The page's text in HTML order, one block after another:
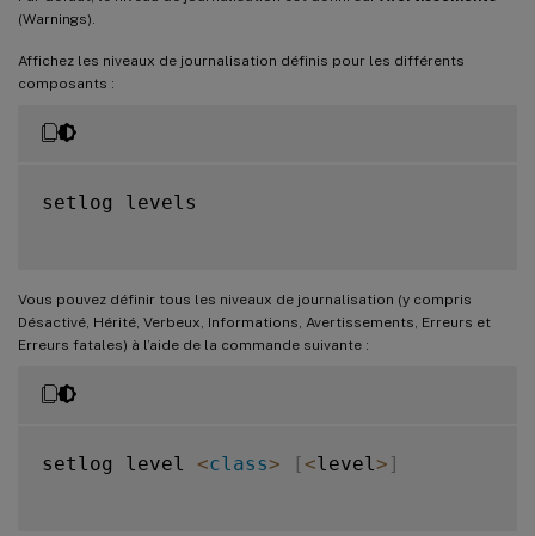
(Warnings).
Affichez les niveaux de journalisation définis pour les différents
composants :
setlog levels
Vous pouvez définir tous les niveaux de journalisation (y compris
Désactivé, Hérité, Verbeux, Informations, Avertissements, Erreurs et
Erreurs fatales) à l’aide de la commande suivante :
setlog level <class> [ <level > ]